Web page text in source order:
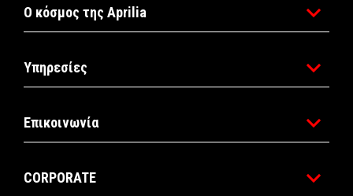
Ο κόσμος της Aprilia
Υπηρεσίες
Επικοινωνία
CORPORATE